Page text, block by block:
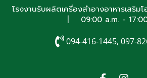
โรงงานรับผลิตเครื่องสำอางอาหารเสริม
| 09:00 a.m. -
094-416-1445, 097-